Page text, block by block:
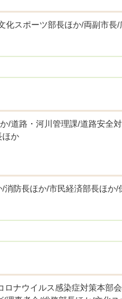
化スポーツ部長ほか/両副市長/
/道路・河川管理課/道路安全
ほか
防長ほか/市民経済部長ほか/
ナウイルス感染症対策本部